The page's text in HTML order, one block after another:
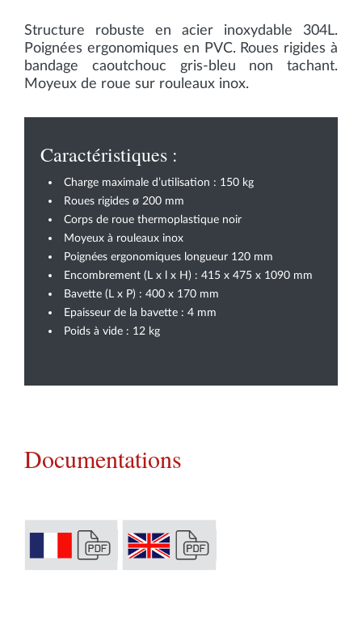
Structure robuste en acier inoxydable 304L.
Poignées ergonomiques en PVC. Roues rigides à
bandage caoutchouc gris-bleu non tachant.
Moyeux de roue sur rouleaux inox.
Caractéristiques :
Charge maximale d’utilisation : 150 kg
Roues rigides ø 200 mm
Corps de roue thermoplastique noir
Moyeux à rouleaux inox
Poignées ergonomiques longueur 120 mm
Encombrement (L x l x H) : 415 x 475 x 1090 mm
Bavette (L x P) : 400 x 170 mm
Epaisseur de la bavette : 4 mm
Poids à vide : 12 kg
Documentations